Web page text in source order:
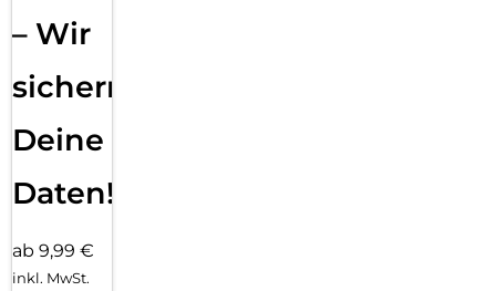
– Wir
sichern
Deine
Daten!
ab 9,99 €
inkl. MwSt.